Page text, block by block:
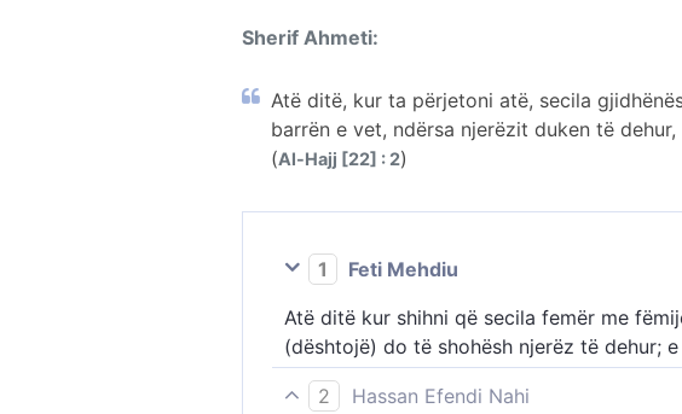
Sherif Ahmeti:
Atë ditë, kur ta përjetoni atë, secila
barrën e vet, ndërsa njerëzit duken të
(Al-Hajj [22] : 2)
1
Feti Mehdiu
Atë ditë kur shihni që secila femër me
(dështojë) do të shohësh njerëz të dehur;
2 Hassan Efendi Nahi